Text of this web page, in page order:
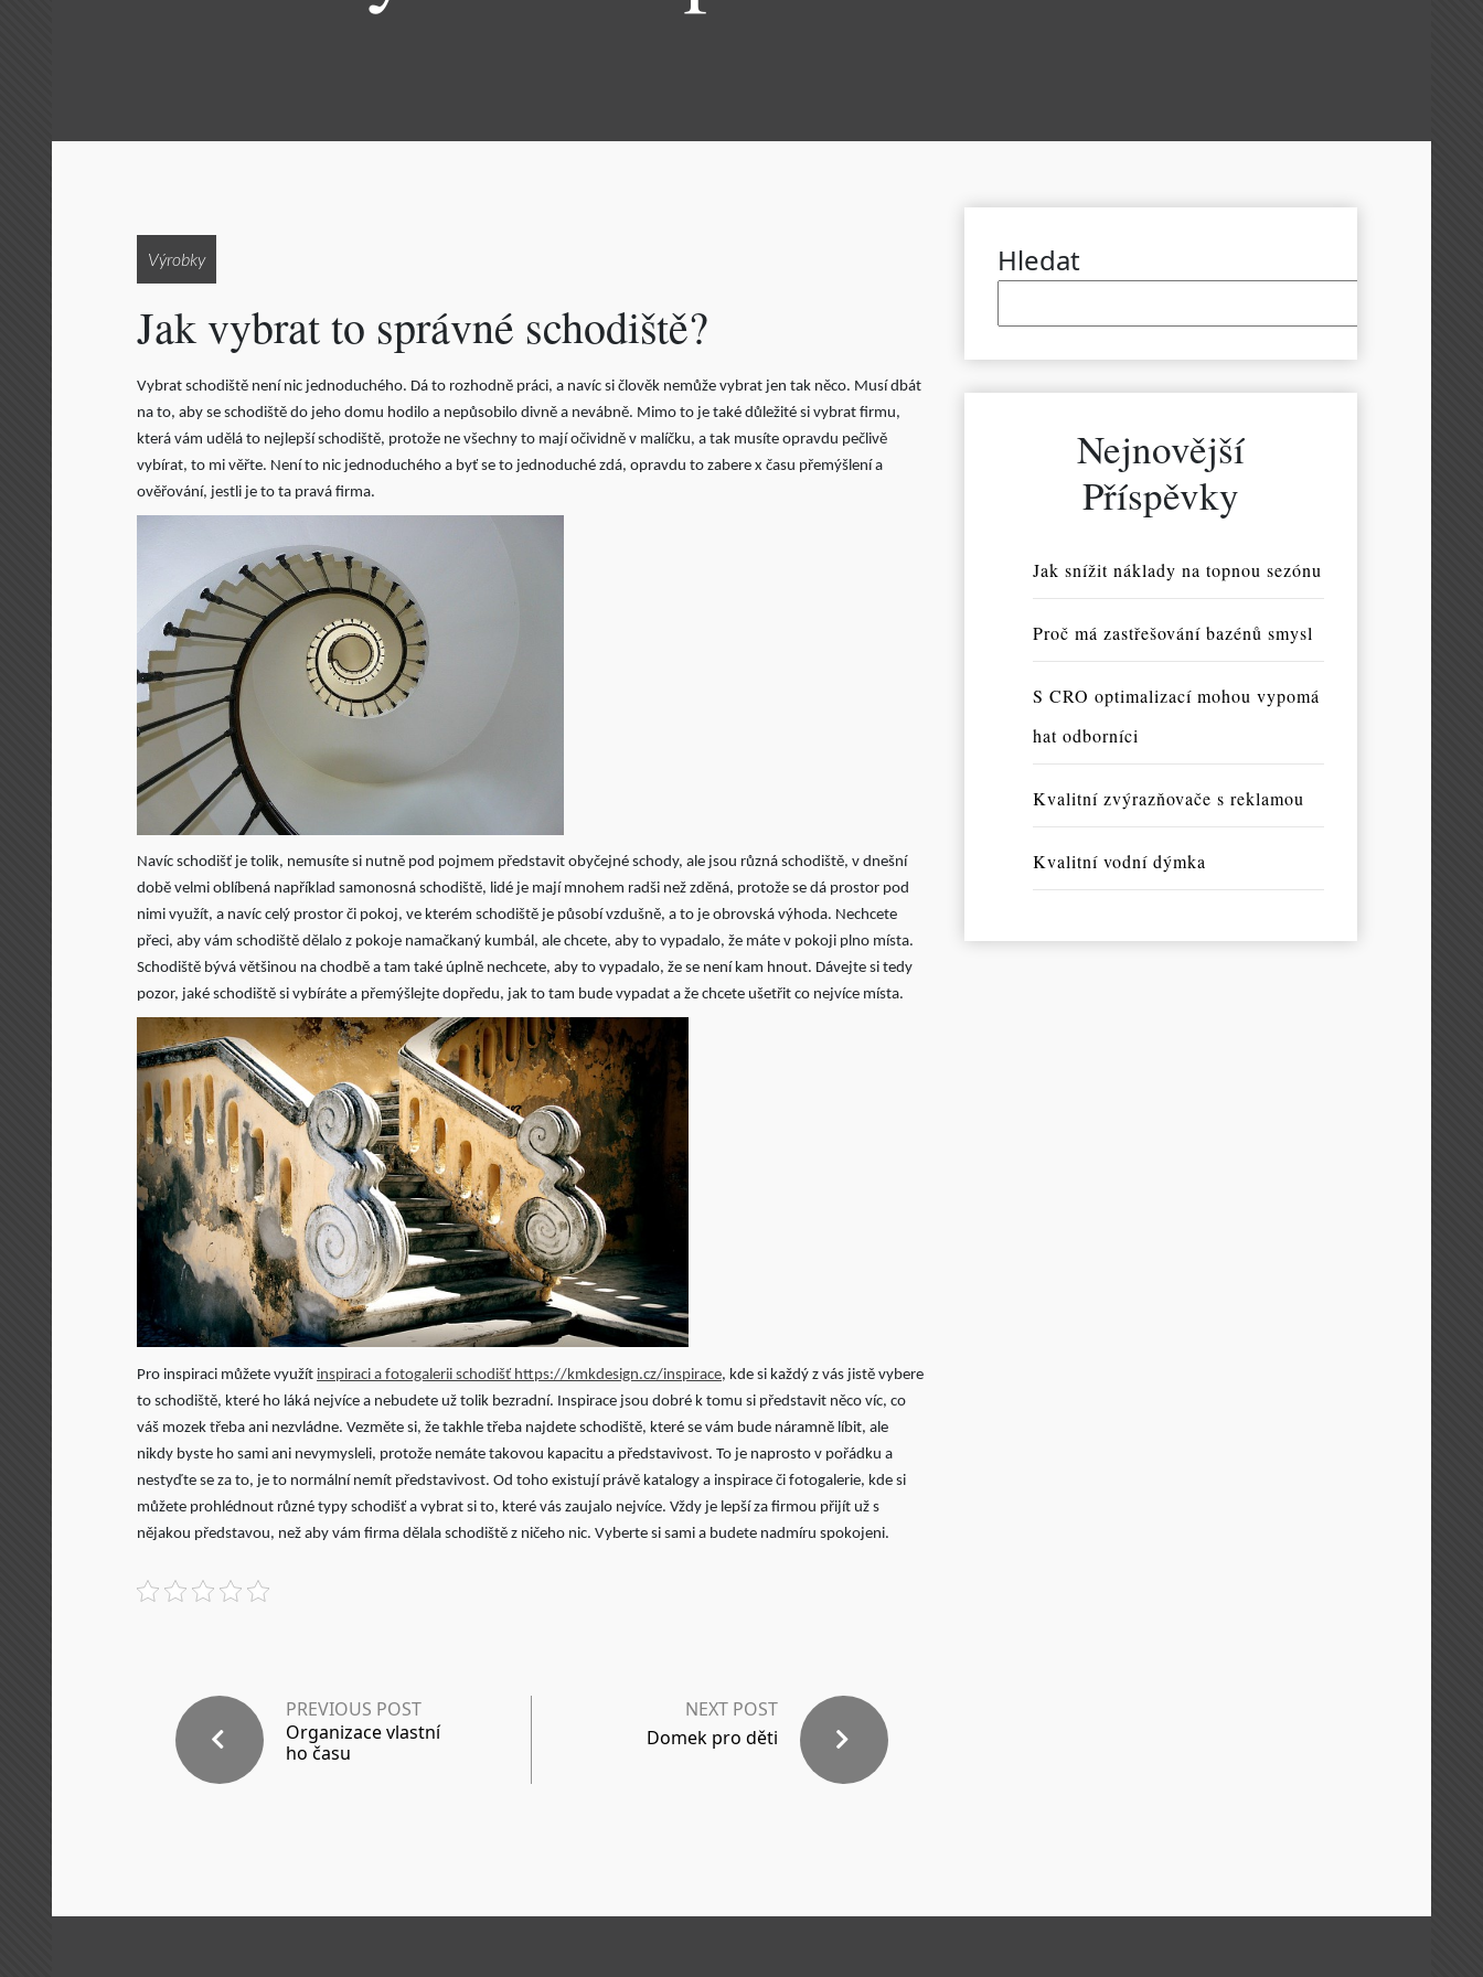
Výrobky
Jak vybrat to správné schodiště?
Vybrat schodiště není nic jednoduchého. Dá to rozhodně práci, a navíc si člověk nemůže vybrat jen tak něco. Musí dbát
na to, aby se schodiště do jeho domu hodilo a nepůsobilo divně a nevábně. Mimo to je také důležité si vybrat firmu,
která vám udělá to nejlepší schodiště, protože ne všechny to mají očividně v malíčku, a tak musíte opravdu pečlivě
vybírat, to mi věřte. Není to nic jednoduchého a byť se to jednoduché zdá, opravdu to zabere x času přemýšlení a
ověřování, jestli je to ta pravá firma.
Navíc schodišť je tolik, nemusíte si nutně pod pojmem představit obyčejné schody, ale jsou různá schodiště, v dnešní
době velmi oblíbená například samonosná schodiště, lidé je mají mnohem radši než zděná, protože se dá prostor pod
nimi využít, a navíc celý prostor či pokoj, ve kterém schodiště je působí vzdušně, a to je obrovská výhoda. Nechcete
přeci, aby vám schodiště dělalo z pokoje namačkaný kumbál, ale chcete, aby to vypadalo, že máte v pokoji plno místa.
Schodiště bývá většinou na chodbě a tam také úplně nechcete, aby to vypadalo, že se není kam hnout. Dávejte si tedy
pozor, jaké schodiště si vybíráte a přemýšlejte dopředu, jak to tam bude vypadat a že chcete ušetřit co nejvíce místa.
Pro inspiraci můžete využít inspiraci a fotogalerii schodišť https://kmkdesign.cz/inspirace, kde si každý z vás jistě vybere
to schodiště, které ho láká nejvíce a nebudete už tolik bezradní. Inspirace jsou dobré k tomu si představit něco víc, co
váš mozek třeba ani nezvládne. Vezměte si, že takhle třeba najdete schodiště, které se vám bude náramně líbit, ale
nikdy byste ho sami ani nevymysleli, protože nemáte takovou kapacitu a představivost. To je naprosto v pořádku a
nestyďte se za to, je to normální nemít představivost. Od toho existují právě katalogy a inspirace či fotogalerie, kde si
můžete prohlédnout různé typy schodišť a vybrat si to, které vás zaujalo nejvíce. Vždy je lepší za firmou přijít už s
nějakou představou, než aby vám firma dělala schodiště z ničeho nic. Vyberte si sami a budete nadmíru spokojeni.
PREVIOUS POST
Organizace vlastní
ho času
NEXT POST
Domek pro děti
Hledat
Nejnovější
Příspěvky
Jak snížit náklady na topnou sezónu
Proč má zastřešování bazénů smysl
S CRO optimalizací mohou vypomá
hat odborníci
Kvalitní zvýrazňovače s reklamou
Kvalitní vodní dýmka